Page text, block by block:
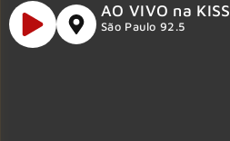
AO VIVO na KISS
São Paulo 92.5